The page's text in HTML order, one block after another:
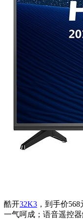
酷开32K3 ，到手价
一气呵成；语音遥控